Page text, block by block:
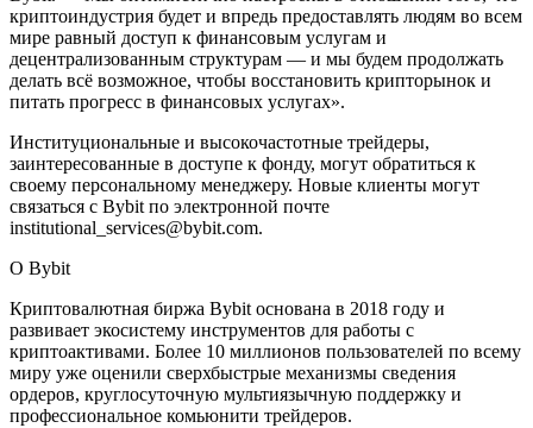
криптоиндустрия будет и впредь предоставлять людям во всем
мире равный доступ к финансовым услугам и
децентрализованным структурам — и мы будем продолжать
делать всё возможное, чтобы восстановить крипторынок и
питать прогресс в финансовых услугах».
Институциональные и высокочастотные трейдеры,
заинтересованные в доступе к фонду, могут обратиться к
своему персональному менеджеру. Новые клиенты могут
связаться с Bybit по электронной почте
institutional_services@bybit.com.
О Bybit
Криптовалютная биржа Bybit основана в 2018 году и
развивает экосистему инструментов для работы с
криптоактивами. Более 10 миллионов пользователей по всему
миру уже оценили сверхбыстрые механизмы сведения
ордеров, круглосуточную мультиязычную поддержку и
профессиональное комьюнити трейдеров.